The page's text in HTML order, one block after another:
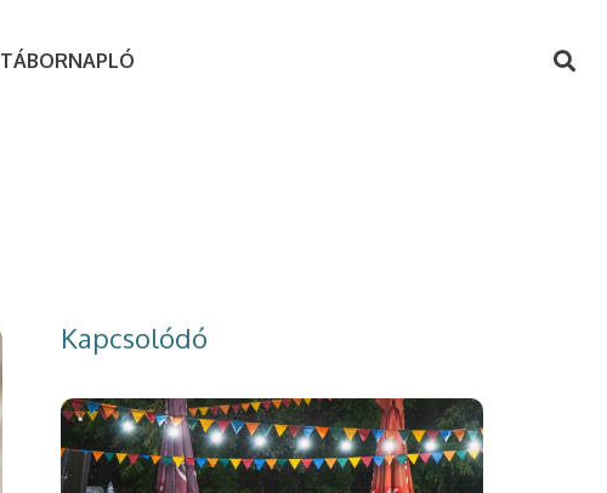
TÁBORNAPLÓ
Kapcsolódó